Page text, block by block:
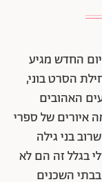
"צעצוע של סיפור 4", האיום החדש מגיע
הסרט בוני,
האהובים
איורים של ספרי
בני גילה
בגלל זה הם לא
השכנים